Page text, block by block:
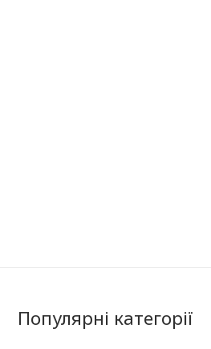
Популярні категорії